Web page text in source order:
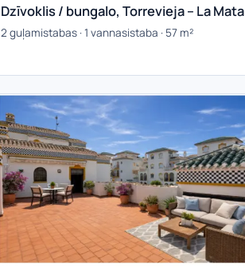
Dzīvoklis / bungalo, Torrevieja – La Mata
2 guļamistabas · 1 vannasistaba · 57 m²